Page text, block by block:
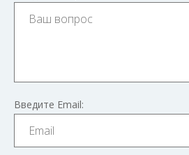
Введите Email: